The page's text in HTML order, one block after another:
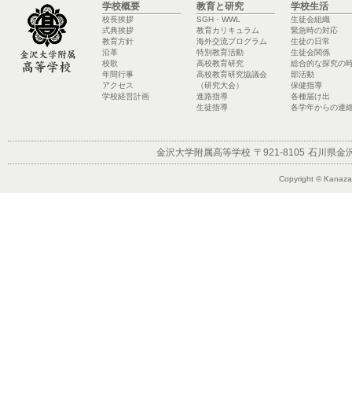
学校概要
校長挨拶
式典挨拶
教育方針
沿革
校歌
年間行事
アクセス
学校経営計画
教育と研究
SGH・WWL
教育カリキュラム
海外交流プログラム
特別教育活動
高校教育研究
高校教育研究協議会
（研究大会）
進路指導
生徒指導
学校生活
生徒会組織
緊急時の対応
生徒の日常
生徒会関係
総合的な探究の
部活動
保健指導
各種届け出
各学年からの連
金沢大学附属高等学校 〒921-8105 石川県金
Copyright ©